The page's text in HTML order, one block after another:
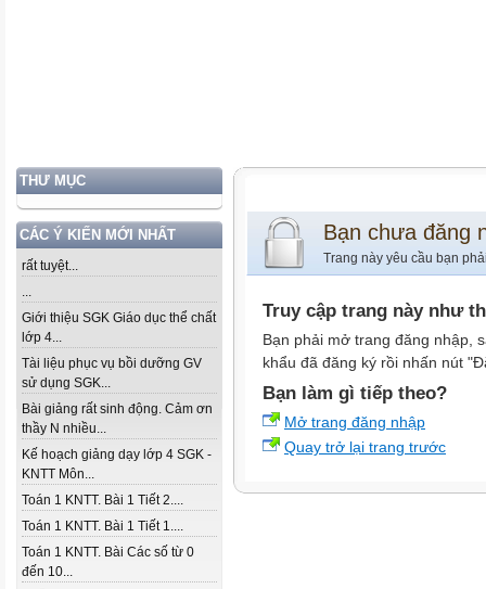
THƯ MỤC
CÁC Ý KIẾN MỚI NHẤT
rất tuyệt...
...
Giới thiệu SGK Giáo dục thể chất
lớp 4...
Tài liệu phục vụ bồi dưỡng GV
sử dụng SGK...
Bài giảng rất sinh động. Cảm ơn
thầy N nhiều...
Kế hoạch giảng dạy lớp 4 SGK -
KNTT Môn...
Toán 1 KNTT. Bài 1 Tiết 2....
Toán 1 KNTT. Bài 1 Tiết 1....
Toán 1 KNTT. Bài Các số từ 0
đến 10...
Bạn chưa đăng
Trang này yêu cầu bạn
Truy cập trang này như
Bạn phải mở trang đăng nhập,
khẩu đã đăng ký rồi nhấn nút
Bạn làm gì tiếp theo?
Mở trang đăng nhập
Quay trở lại trang trước